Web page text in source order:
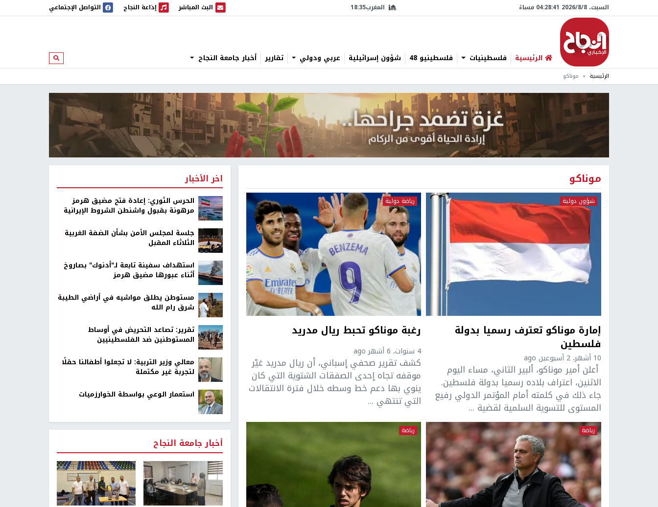
السبت، 8/‏8/‏2026 04:28:42 مساءً المغرب18:35 البث المباشر
البث المباشر إذاعة النجاح
إذاعة النجاح التواصل الإجتماعي
الرئيسية فلسطينيات فلسطينيو 48 شؤون إسرائيلية عربي ودولي تقارير أخبار جامعة النجاح ابحث
الرئيسية موناكو
موناكو
شؤون دولية
إمارة موناكو تعترف رسميا بدولة
فلسطين
10 أشهر، 2 أسبوعين ago
أعلن أمير موناكو، ألبير الثاني، مساء اليوم
الاثنين، اعتراف بلاده رسميا بدولة فلسطين.
جاء ذلك في كلمته أمام المؤتمر الدولي رفيع
المستوى للتسوية السلمية لقضية ...
رياضة دولية
رغبة موناكو تحبط ريال مدريد
4 سنوات، 6 أشهر ago
كشف تقرير صحفي إسباني، أن ريال مدريد غيّر
موقفه تجاه إحدى الصفقات الشتوية التي كان
ينوي بها دعم خط وسطه خلال فترة الانتقالات
التي تنتهي ...
رياضة رياضة
اخر الأخبار
الحرس الثوري: إعادة فتح مضيق هرمز
مرهونة بقبول واشنطن الشروط الإيرانية
جلسة لمجلس الأمن بشأن الضفة الغربية
الثلاثاء المقبل
استهداف سفينة تابعة لـ"أدنوك" بصاروخ
أثناء عبورها مضيق هرمز
مستوطن يطلق مواشيه في أراضي الطيبة
شرق رام الله
تقرير: تصاعد التحريض في أوساط
المستوطنين ضد الفلسطينيين
معالي وزير التربية: لا تجعلوا أطفالنا حقلًا
لتجربة غير مكتملة
استعمار الوعي بواسطة الخوارزميات
أخبار جامعة النجاح